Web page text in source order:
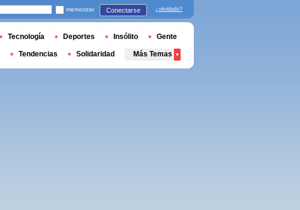
memorizar Conectarse ¿olvidado?
Tecnología Deportes Insólito Gente
Tendencias Solidaridad Más Temas